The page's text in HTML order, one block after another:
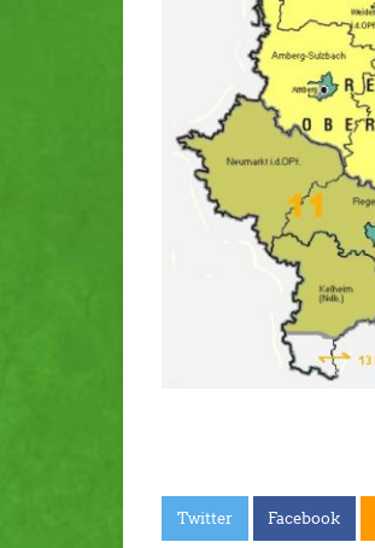
Twitter Facebook